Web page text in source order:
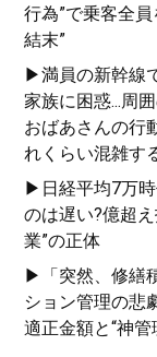
行為”で乗客全
結末”
▶満員の新幹線
家族に困惑...周
おばあさんの行
れくらい混雑す
▶日経平均7万時
のは遅い?億超
業”の正体
▶「突然、修繕
ション管理の悲
適正金額と“神管